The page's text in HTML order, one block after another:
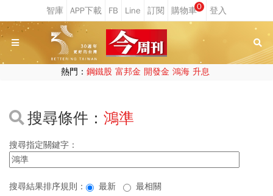
0
熱門： 鋼鐵股 富邦金 開發金 鴻海 升息
搜尋條件： 鴻準
搜尋指定關鍵字：
搜尋結果排序規則： 最新 最相關